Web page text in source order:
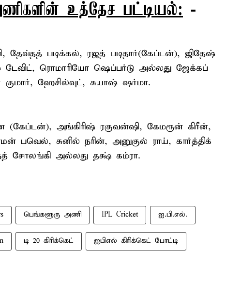
உத்தேச பட்டியல்: -
தேவ்தத் படிக்கல், ரஜத் படிதார்(கேப்டன்), ஜிதேஷ்
ரொமாரியோ ஷெப்பர்டு அல்லது ஜேக்கப்
குமார், ஹேசில்வுட், சுயாஷ் ஷர்மா.
அங்கிரிஷ் ரகுவன்ஷி, கேமரூன் கிரீன்,
பவெல், சுனில் நரின், அனுகுல் ராய், கார்த்திக்
சோலங்கி அல்லது தக்ஷ் கம்ரா.
பெங்களூரு அணி IPL Cricket ஐ.பி.எல்.
டி 20 கிரிக்கெட் ஐபிஎல் கிரிக்கெட் போட்டி